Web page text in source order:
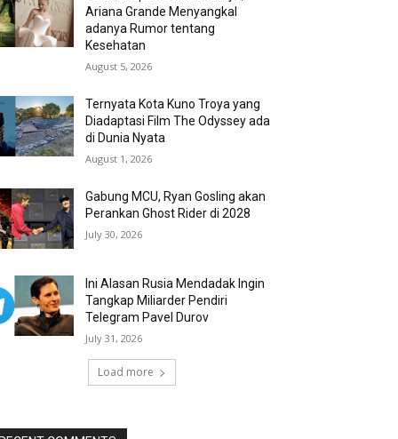
Ariana Grande Menyangkal
adanya Rumor tentang
Kesehatan
August 5, 2026
Ternyata Kota Kuno Troya yang
Diadaptasi Film The Odyssey ada
di Dunia Nyata
August 1, 2026
Gabung MCU, Ryan Gosling akan
Perankan Ghost Rider di 2028
July 30, 2026
Ini Alasan Rusia Mendadak Ingin
Tangkap Miliarder Pendiri
Telegram Pavel Durov
July 31, 2026
Load more